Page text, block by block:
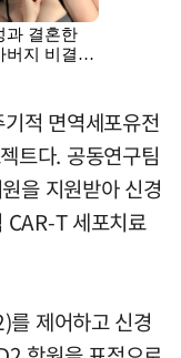
적 면역세포유전
트다. 공동연구팀
을 지원받아 신경
CAR-T 세포치료
를 제어하고 신경